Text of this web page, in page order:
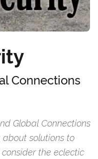
Connections
Global Connections
solutions to
the eclectic